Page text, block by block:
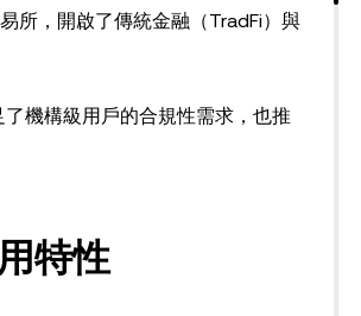
所，開啟了傳統金融（TradFi）與
機構級用戶的合規性需求，也推
特性